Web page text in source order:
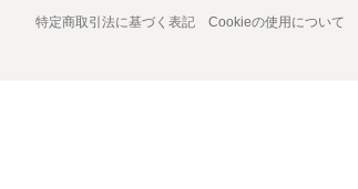
特定商取引法に基づく表記 Cookieの使用について